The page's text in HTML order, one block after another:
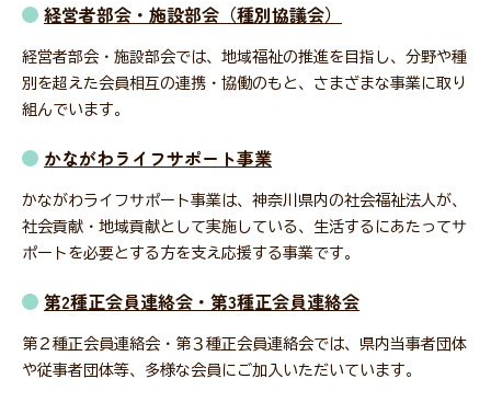
経営者部会・施設部会（種別協議会）
経営者部会・施設部会では、地域福祉の推進を目指し、分野や種
別を超えた会員相互の連携・協働のもと、さまざまな事業に取り
組んでいます。
かながわライフサポート事業
かながわライフサポート事業は、神奈川県内の社会福祉法人が、
社会貢献・地域貢献として実施している、生活するにあたってサ
ポートを必要とする方を支え応援する事業です。
第2種正会員連絡会・第3種正会員連絡会
第２種正会員連絡会・第３種正会員連絡会では、県内当事者団体
や従事者団体等、多様な会員にご加入いただいています。
会員・関係者専用ページ
災害関連情報
ニュース
福祉タイムズ
福祉に関する図書のあっせん・紹介